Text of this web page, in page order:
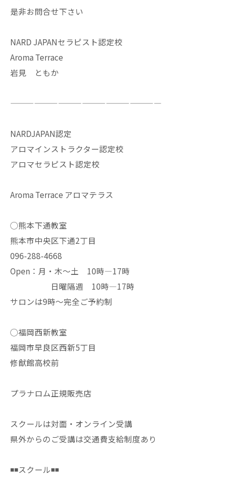
是非お問合せ下さい
NARD JAPANセラピスト認定校
Aroma Terrace
岩見 ともか
———————————————————
NARDJAPAN認定
アロマインストラクター認定校
アロマセラピスト認定校
Aroma Terrace アロマテラス
◯熊本下通教室
熊本市中央区下通2丁目
096-288-4668
Open：月・木〜土 10時—17時
日曜隔週 10時—17時
サロンは9時〜完全ご予約制
◯福岡西新教室
福岡市早良区西新5丁目
修猷館高校前
プラナロム正規販売店
スクールは対面・オンライン受講
県外からのご受講は交通費支給制度あり
◾️◾️スクール◾️◾️